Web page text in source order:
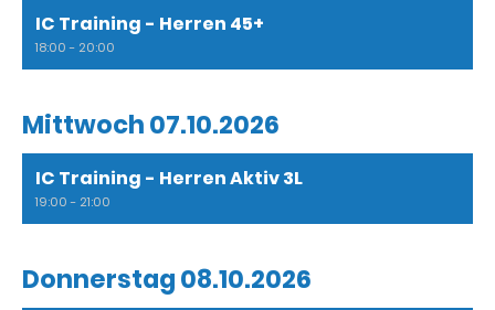
IC Training - Herren 45+
18:00 - 20:00
Mittwoch 07.10.2026
IC Training - Herren Aktiv 3L
19:00 - 21:00
Donnerstag 08.10.2026